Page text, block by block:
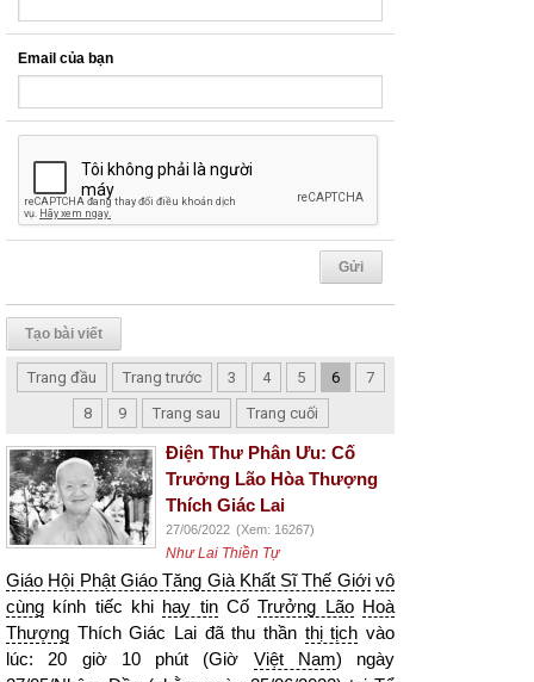
Email của bạn
Tạo bài viết
Trang đầu Trang trước 3 4 5 6
7
8
9 Trang sau Trang cuối
Điện Thư Phân Ưu: Cố
Trưởng Lão Hòa Thượng
Thích Giác Lai
27/06/2022 (Xem: 16267)
Như Lai Thiền Tự
Giáo Hội Phật Giáo Tăng Già Khất Sĩ Thế Giới vô
cùng kính tiếc khi hay tinCốTrưởng Lão Hoà
Thượng Thích Giác Lai đã thu thần thị tịch vào
lúc: 20 giờ 10 phút (Giờ Việt Nam) ngày